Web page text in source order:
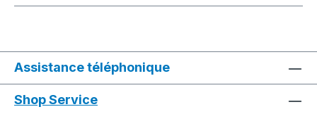
Assistance téléphonique
Shop Service